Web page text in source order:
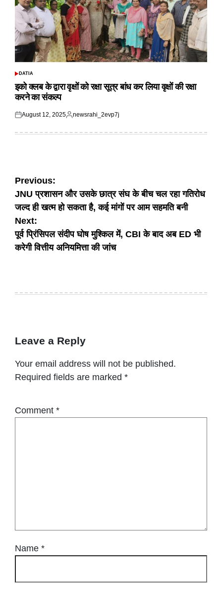
POSTED
DATIA
इको क्लब के द्वारा वृक्षों को रक्षा सूत्र बांध कर लिया वृक्षों की रक्षा
करने का संकल्प
Posted
August 12, 2025
Posted
newsrahi_2evp7j
Post
navigation
Previous:
JNU प्रशासन और उसके छात्र संघ के बीच चल रहा गतिरोध
जल्द ही खत्म हो सकता है, कई मांगों पर आम सहमति बनी
Next:
पूर्व प्रिंसिपल संदीप घोष मुश्किल में, CBI के बाद अब ED भी
करेगी वित्तीय अनियमित्ता की जांच
Leave a Reply
Your email address will not be published.
Required fields are marked *
Comment *
Name *